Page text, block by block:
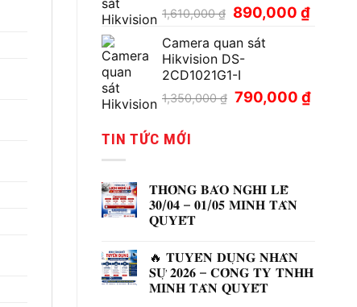
1,610,000₫ Giá
là:
1,610,000 ₫.
890,000₫Giá
Camera quan sát
Hikvision DS-
2CD1021G1-I
1,350,000₫ Giá
790,000₫Giá
TIN TỨC MỚI
𝐓𝐇𝐎̂𝐍𝐆 𝐁𝐀́𝐎 𝐍𝐆𝐇𝐈̉ 𝐋𝐄̂̃
𝟑𝟎/𝟎𝟒 – 𝟎𝟏/𝟎𝟓 𝐌𝐈𝐍𝐇 𝐓𝐀̂𝐍
𝐐𝐔𝐘𝐄̂́𝐓
bình
luận
ở
𝐓𝐇𝐎̂𝐍𝐆
🔥 𝐓𝐔𝐘𝐄̂̉𝐍 𝐃𝐔̣𝐍𝐆 𝐍𝐇𝐀̂𝐍
𝐒𝐔̛̣ 𝟐𝟎𝟐𝟔 – 𝐂𝐎̂𝐍𝐆 𝐓𝐘 𝐓𝐍𝐇𝐇
𝐌𝐈𝐍𝐇 𝐓𝐀̂𝐍 𝐐𝐔𝐘𝐄̂́𝐓